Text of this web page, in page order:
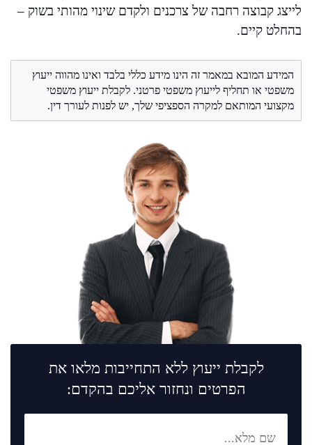
לייצג קבוצה רחבה של צרכנים ולקדם שינוי מהותי בשוק –
בהחלט קיים.
המידע המובא במאמר זה הינו מידע כללי בלבד ואינו מהווה ייעוץ
משפטי או תחליף לייעוץ משפטי פרטני. לקבלת ייעוץ משפטי
מקצועי המותאם למקרה הספציפי שלך, יש לפנות לעורך דין.
לקבלת ייעוץ ללא התחייבות מלאו את
הפרטים ונחזור אליכם בהקדם: